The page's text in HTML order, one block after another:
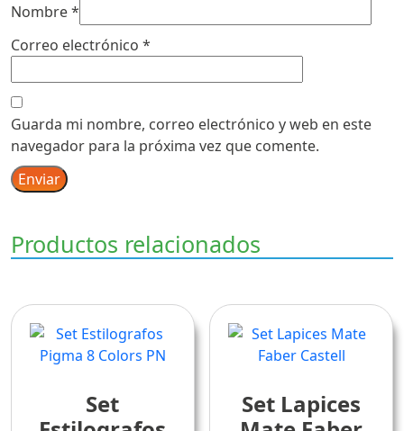
Nombre*
Correo electrónico *
Guarda mi nombre, correo electrónico y web en este
navegador para la próxima vez que comente.
Productos relacionados
Set
Set Lapices